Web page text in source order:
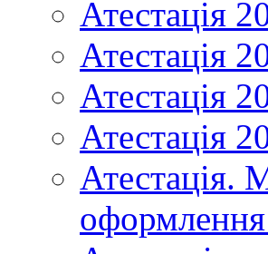
Атестація
Атестація
Атестація
Атестація
Атестація.
оформлення